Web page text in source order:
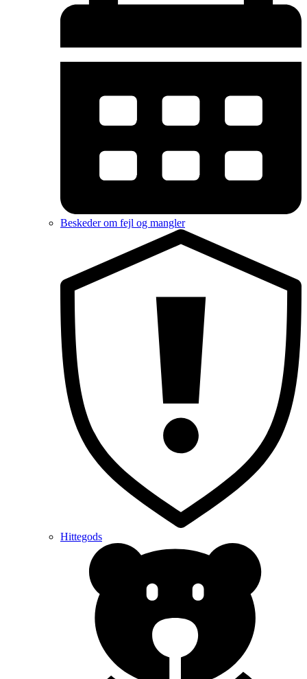
Beskeder om fejl og mangler
Hittegods